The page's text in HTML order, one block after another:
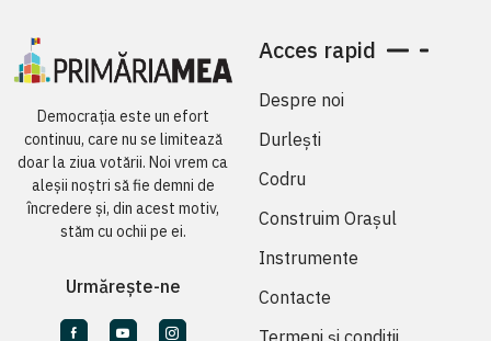
Democrația este un efort
continuu, care nu se limitează
doar la ziua votării. Noi vrem ca
aleșii noștri să fie demni de
încredere și, din acest motiv,
stăm cu ochii pe ei.
Urmărește-ne
Acces rapid
Despre noi
Durlești
Codru
Construim Orașul
Instrumente
Contacte
Termeni și condiții